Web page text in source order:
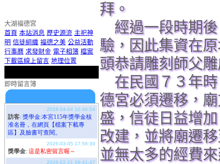
大湖福德宮
首頁 本站消息 歷史源流 主祀神
明 信徒組織 福德之美 公益活動
行事曆 求發財金 電子相簿 檔案
下載區線上留言 地理位置
即時留言簿
拜。
經過一段時期後
驗，因此集資在
頭恭請雕刻師父
在民國７３年時
德宮必須遷移，
盛，信徒日益增
改建，並將廟遷
並無太多的經費